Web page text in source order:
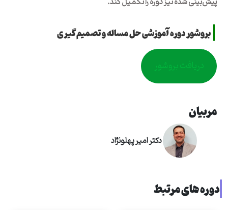
بروشور دورهآموزشی حل مساله و تصمیم‌گیری
دریافت بروشور
مربیان
دکتر امیر پهلونژاد
دوره های مرتبط